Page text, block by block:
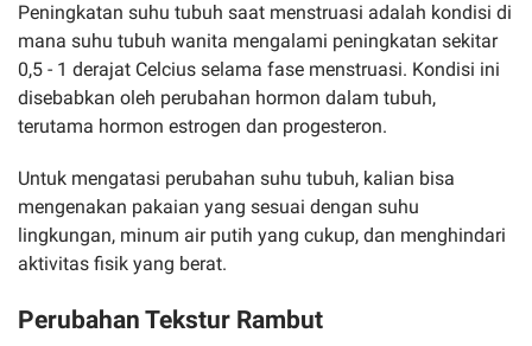
Peningkatan suhu tubuh saat menstruasi adalah kondisi di
mana suhu tubuh wanita mengalami peningkatan sekitar
0,5 - 1 derajat Celcius selama fase menstruasi. Kondisi ini
disebabkan oleh perubahan hormon dalam tubuh,
terutama hormon estrogen dan progesteron.
Untuk mengatasi perubahan suhu tubuh, kalian bisa
mengenakan pakaian yang sesuai dengan suhu
lingkungan, minum air putih yang cukup, dan menghindari
aktivitas fisik yang berat.
Perubahan Tekstur Rambut